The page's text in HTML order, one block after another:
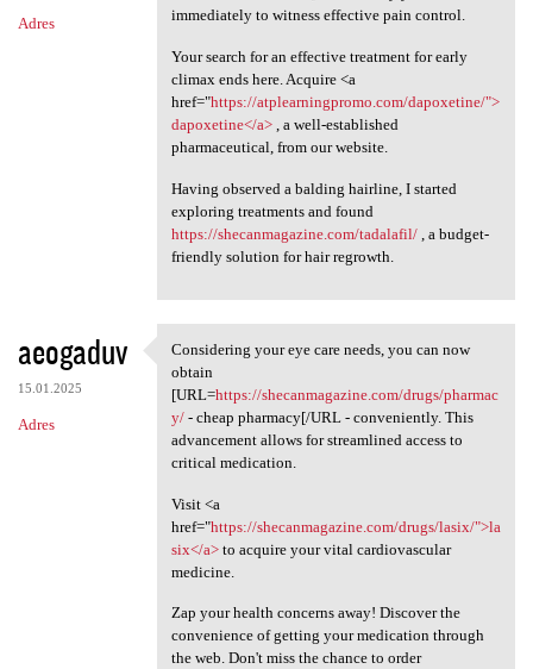
Adres
immediately to witness effective pain control.
Your search for an effective treatment for early
climax ends here. Acquire <a
href="https://atplearningpromo.com/dapoxetine/">
dapoxetine</a>, a well-established
pharmaceutical, from our website.
Having observed a balding hairline, I started
exploring treatments and found
https://shecanmagazine.com/tadalafil/, a budget-
friendly solution for hair regrowth.
aeogaduv
15.01.2025
Adres
Considering your eye care
Considering your eye care needs, you can now
obtain
[URL=https://shecanmagazine.com/drugs/pharmac
y/- cheap pharmacy[/URL - conveniently. This
advancement allows for streamlined access to
critical medication.
Visit <a
href="https://shecanmagazine.com/drugs/lasix/">la
six</a>to acquire your vital cardiovascular
medicine.
Zap your health concerns away! Discover the
convenience of getting your medication through
the web. Don't miss the chance to order